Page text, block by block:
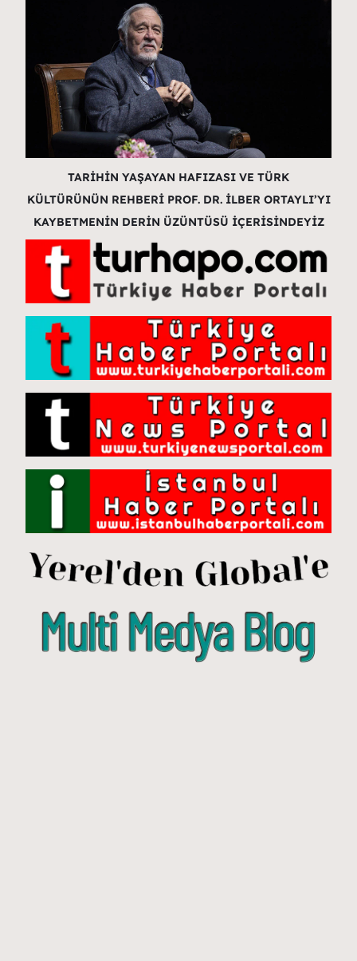
TARİHİN YAŞAYAN HAFIZASI VE TÜRK
KÜLTÜRÜNÜN REHBERİ PROF. DR. İLBER ORTAYLI’YI
KAYBETMENİN DERİN ÜZÜNTÜSÜ İÇERİSİNDEYİZ